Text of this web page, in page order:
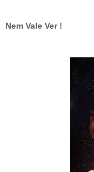
Nem Vale Ver !